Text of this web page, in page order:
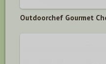
Outdoorchef Gourmet